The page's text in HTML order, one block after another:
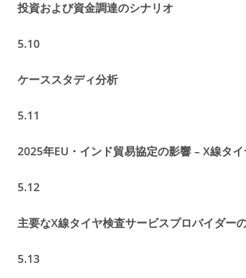
投資および資金調達のシナリオ
5.10
ケーススタディ分析
5.11
2025年EU・インド貿易協定の影響 – X線タ
5.12
主要なX線タイヤ検査サービスプロバイダー
5.13